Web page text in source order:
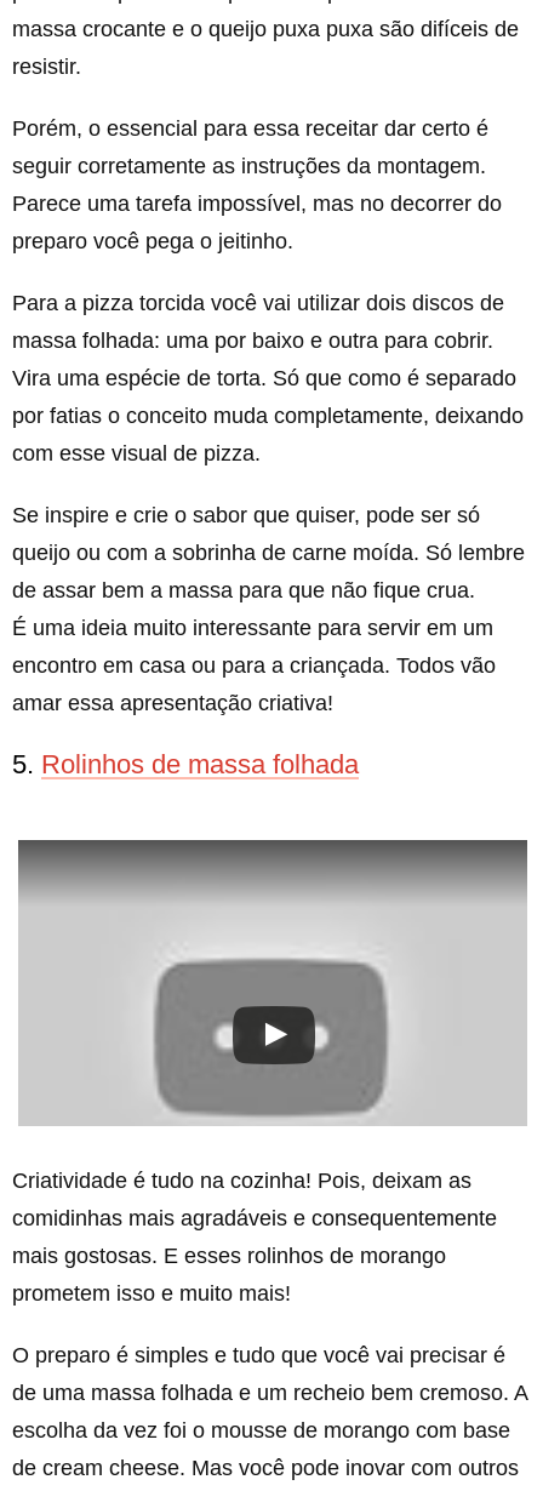
massa crocante e o queijo puxa puxa são difíceis de
resistir.
Porém, o essencial para essa receitar dar certo é
seguir corretamente as instruções da montagem.
Parece uma tarefa impossível, mas no decorrer do
preparo você pega o jeitinho.
Para a pizza torcida você vai utilizar dois discos de
massa folhada: uma por baixo e outra para cobrir.
Vira uma espécie de torta. Só que como é separado
por fatias o conceito muda completamente, deixando
com esse visual de pizza.
Se inspire e crie o sabor que quiser, pode ser só
queijo ou com a sobrinha de carne moída. Só lembre
de assar bem a massa para que não fique crua.
É uma ideia muito interessante para servir em um
encontro em casa ou para a criançada. Todos vão
amar essa apresentação criativa!
5. Rolinhos de massa folhada
Criatividade é tudo na cozinha! Pois, deixam as
comidinhas mais agradáveis e consequentemente
mais gostosas. E esses rolinhos de morango
prometem isso e muito mais!
O preparo é simples e tudo que você vai precisar é
de uma massa folhada e um recheio bem cremoso. A
escolha da vez foi o mousse de morango com base
de cream cheese. Mas você pode inovar com outros